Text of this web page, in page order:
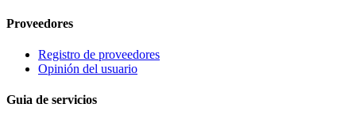
Proveedores
Registro de proveedores
Opinión del usuario
Guia de servicios